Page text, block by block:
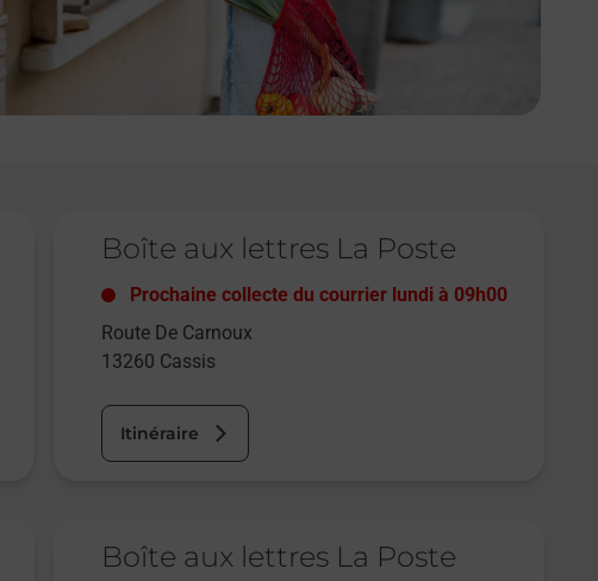
Boîte aux lettres La Poste
Prochaine collecte du courrier lundi à 09h00
Route De Carnoux
13260 Cassis
Itinéraire
Boîte aux lettres La Poste